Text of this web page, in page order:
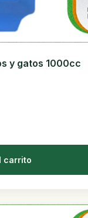
y gatos 1000cc
carrito